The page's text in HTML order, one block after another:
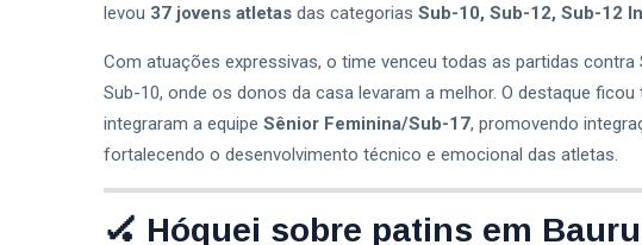
Emprega Bauru
Empregos Bauru
levou 37 jovens atletas das categorias Sub-10, Sub-12, Sub-12
Com atuações expressivas, o time venceu todas as partidas
Sub-10, onde os donos da casa levaram a melhor. O destaque
integraram a equipe Sênior Feminina/Sub-17, promovendo
fortalecendo o desenvolvimento técnico e emocional das atletas.
🏑 Hóquei sobre patins em